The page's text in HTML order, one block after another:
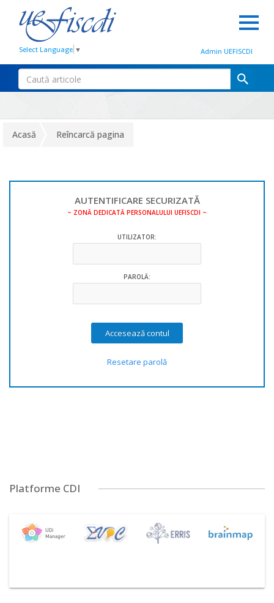
Select Language ▼ Admin UEFISCDI
Acasă Reîncarcă pagina
AUTENTIFICARE SECURIZATĂ
~ ZONĂ DEDICATĂ PERSONALULUI UEFISCDI ~
UTILIZATOR:
PAROLĂ:
Resetare parolă
Platforme CDI